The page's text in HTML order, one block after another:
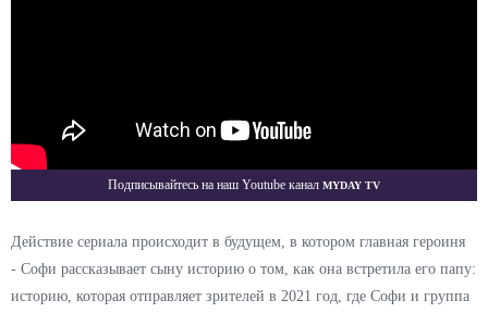
Подписывайтесь на наш Youtube канал Myday TV
Действие сериала происходит в будущем, в котором главная героиня
- Софи рассказывает сыну историю о том, как она встретила его папу:
историю, которая отправляет зрителей в 2021 год, где Софи и группа